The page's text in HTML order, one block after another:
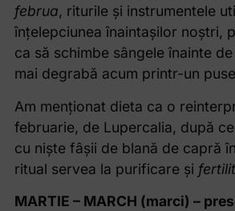
februa, riturile și instrumentele
înțelepciunea înaintașilor noștri,
ca să schimbe sângele înainte
mai degrabă acum printr-un
Am menționat dieta ca o
februarie, de Lupercalia, după
cu niște fâșii de blană de capră
ritual servea la purificare și
MARTIE – MARCH (marci) –